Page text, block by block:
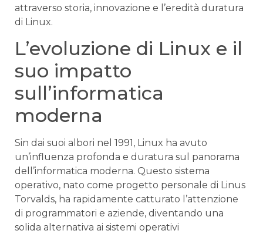
attraverso storia, innovazione e‌ l’eredità⁤ duratura
di Linux.
L’evoluzione di Linux⁢ e‍ il⁣
suo impatto
sull’informatica ​
moderna
Sin dai suoi‌ albori nel ⁣1991, Linux ⁢ha avuto
un’influenza profonda‍ e ‌duratura sul​ panorama
dell’informatica moderna. Questo sistema​
operativo, nato‌ come progetto personale di Linus
Torvalds, ​ha rapidamente ‌catturato l’attenzione
di ⁣programmatori e aziende,⁤ diventando una​
solida alternativa ai ⁤sistemi ⁣operativi